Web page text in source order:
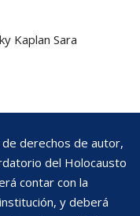
Kaplan Sara
derechos de autor,
del Holocausto
contar con la
y deberá